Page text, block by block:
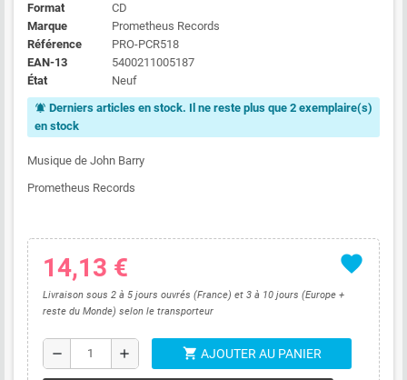
Format
CD
Marque
Prometheus Records
Référence
PRO-PCR518
EAN-13
5400211005187
État
Neuf
notifications_active Derniers articles en stock. Il ne reste plus que 2 exemplaire(s)
en stock
Musique de John Barry
Prometheus Records
favorite
14,13 €
Livraison sous 2 à 5 jours ouvrés (France) et 3 à 10 jours (Europe +
reste du Monde) selon le transporteur
remove add shopping_cart AJOUTER AU PANIER